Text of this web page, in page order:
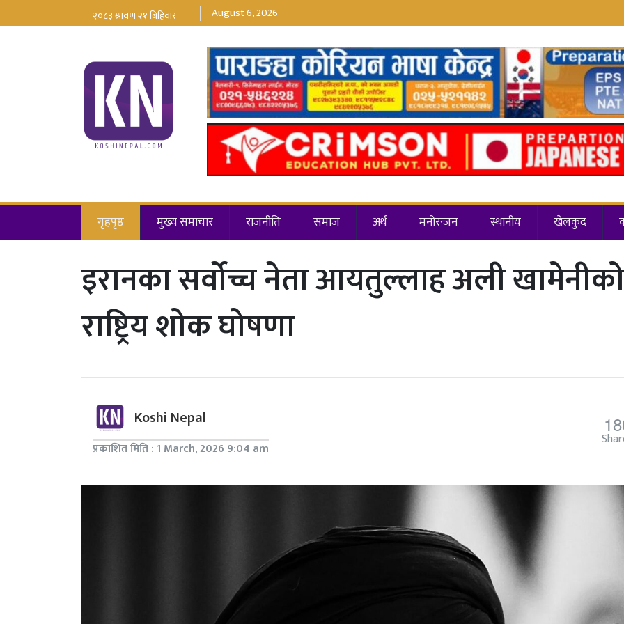
August 6, 2026
गृहपृष्ठ मुख्य समाचार राजनीति समाज अर्थ मनोरन्जन स्थानीय खेलकुद
इरानका सर्वोच्च नेता आयतुल्लाह अली खामेनीको
राष्ट्रिय शोक घोषणा
Koshi Nepal
प्रकाशित मिति : 1 March, 2026 9:04 am